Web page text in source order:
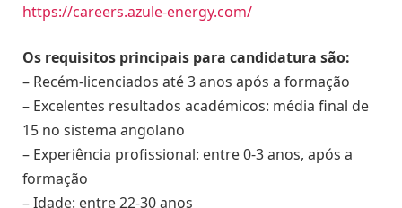
https://careers.azule-energy.com/
Os requisitos principais para candidatura são:
– Recém-licenciados até 3 anos após a formação
– Excelentes resultados académicos: média final de
15 no sistema angolano
– Experiência profissional: entre 0-3 anos, após a
formação
– Idade: entre 22-30 anos